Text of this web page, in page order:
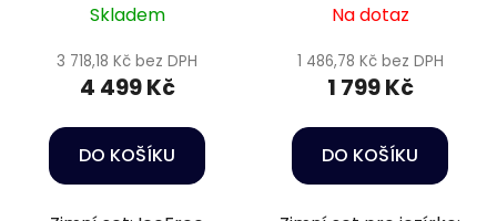
Skladem
3 718,18 Kč bez DPH
4 499 Kč
DO KOŠÍKU
Na dotaz
1 486,78 Kč bez DPH
1 799 Kč
DO KOŠÍKU